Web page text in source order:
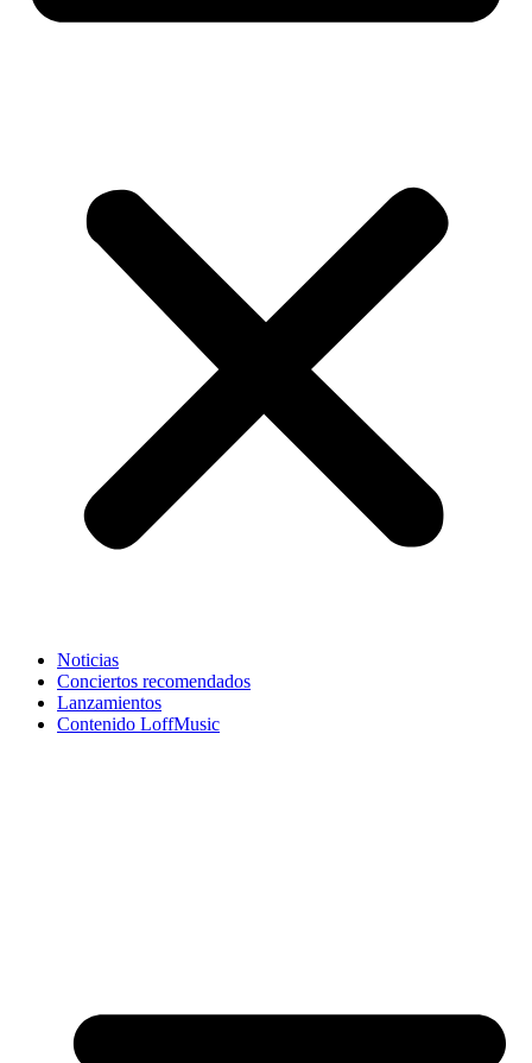
Noticias
Conciertos recomendados
Lanzamientos
Contenido LoffMusic